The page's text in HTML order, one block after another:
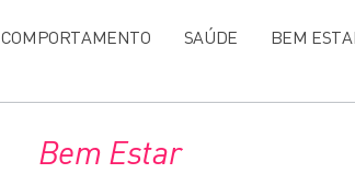
COMPORTAMENTO SAÚDE BEM
Bem Estar